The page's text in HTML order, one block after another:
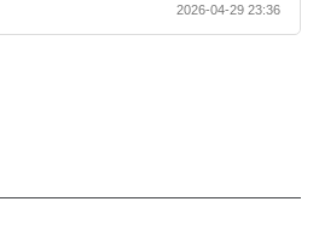
2026-04-29 23:36